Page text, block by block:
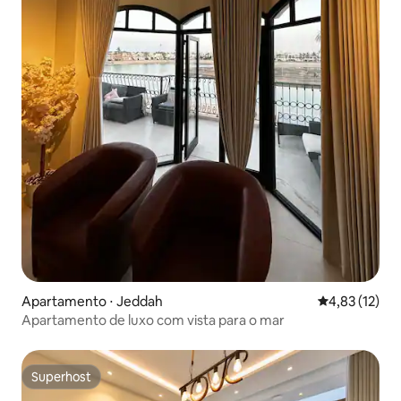
Apartamento ⋅ Jeddah 4,83 de uma
4,83 (12)
Apartamento de luxo com vista para o mar
Superhost
Superhost